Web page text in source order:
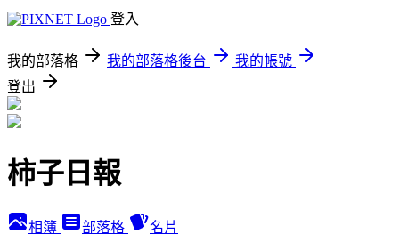
登入
我的部落格 我的部落格後台
我的帳號
登出
柿子日報
相簿 部落格 名片